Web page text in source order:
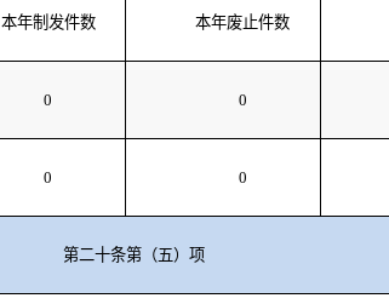
本年制发件数 本年废止件数
0 0
0 0
第二十条第（五）项